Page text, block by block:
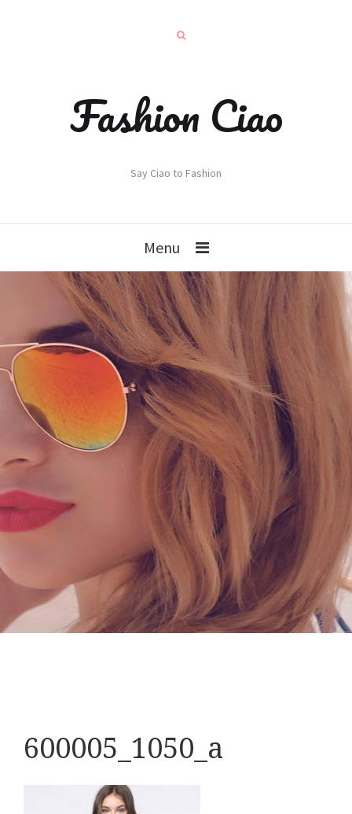
Fashion Ciao
Say Ciao to Fashion
Menu
600005_1050_a